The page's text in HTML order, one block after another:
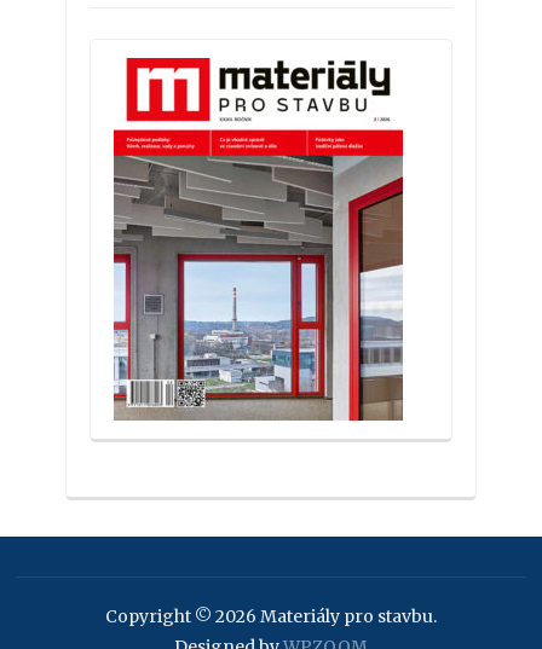
Copyright © 2026 Materiály pro stavbu.